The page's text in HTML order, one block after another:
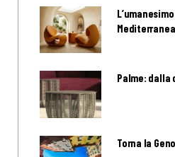
Palme:
Torna la